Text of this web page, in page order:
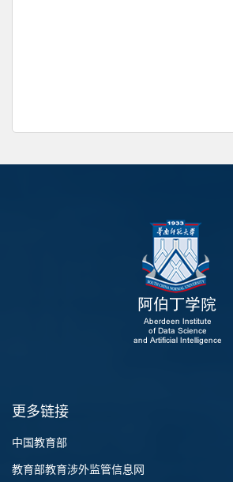
更多链接
中国教育部
教育部教育涉外监管信息网